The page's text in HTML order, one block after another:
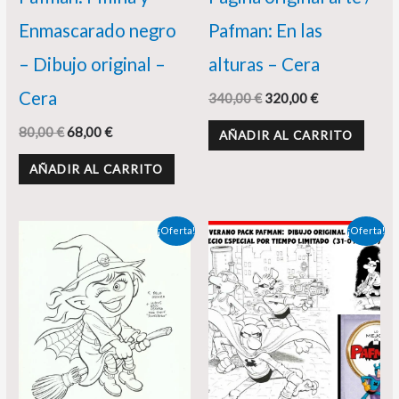
Enmascarado negro
– Dibujo original –
Cera
80,00€68,00€
AÑADIR AL CARRITO
Pafman: En las
alturas – Cera
340,00€ 320,00€
AÑADIR AL CARRITO
¡Oferta!
precio
original
era:
75,00 €.
actual
es:
65,00 €.
¡Oferta!
El
precio
original
era:
90,00 €.
El
precio
actual
es:
78,00 €.